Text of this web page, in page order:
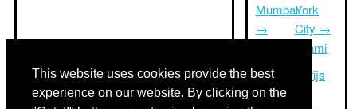
This website uses cookies provide the best
experience on our website. By clicking on the
Mumbai
→
Rome
→
York
City →
Miami
Parijs